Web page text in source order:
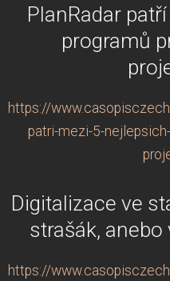
PlanRadar
programů
https://
patri-mezi-5-
Digitalizace ve
strašák,
https://